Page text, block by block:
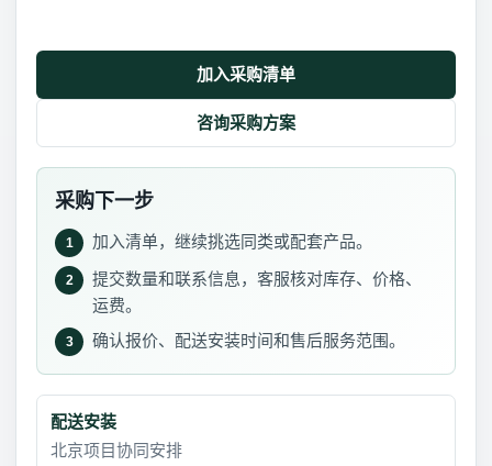
加入采购清单
咨询采购方案
采购下一步
1 加入清单，继续挑选同类或配套产品。
2
提交数量和联系信息，客服核对库存、价格、
运费。
3 确认报价、配送安装时间和售后服务范围。
配送安装
北京项目协同安排